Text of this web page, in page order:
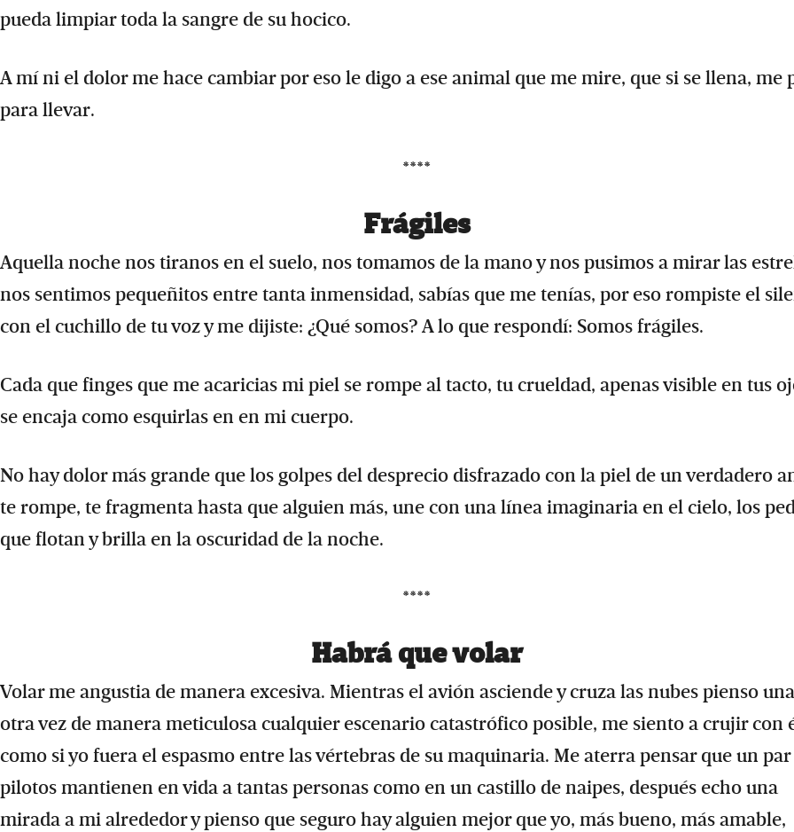
pueda limpiar toda la sangre de su hocico.
A mí ni el dolor me hace cambiar por eso le digo a ese animal que me mire, que si se llena, me
para llevar.
****
Frágiles
Aquella noche nos tiranos en el suelo, nos tomamos de la mano y nos pusimos a mirar las
nos sentimos pequeñitos entre tanta inmensidad, sabías que me tenías, por eso rompiste el
con el cuchillo de tu voz y me dijiste: ¿Qué somos? A lo que respondí: Somos frágiles.
Cada que finges que me acaricias mi piel se rompe al tacto, tu crueldad, apenas visible en tus
se encaja como esquirlas en en mi cuerpo.
No hay dolor más grande que los golpes del desprecio disfrazado con la piel de un verdadero
te rompe, te fragmenta hasta que alguien más, une con una línea imaginaria en el cielo, los
que flotan y brilla en la oscuridad de la noche.
****
Habrá que volar
Volar me angustia de manera excesiva. Mientras el avión asciende y cruza las nubes pienso
otra vez de manera meticulosa cualquier escenario catastrófico posible, me siento a crujir con
como si yo fuera el espasmo entre las vértebras de su maquinaria. Me aterra pensar que un par
pilotos mantienen en vida a tantas personas como en un castillo de naipes, después echo una
mirada a mi alrededor y pienso que seguro hay alguien mejor que yo, más bueno, más amable,